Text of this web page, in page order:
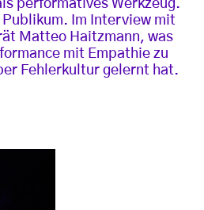
performatives Werkzeug.
Im Interview mit
Matteo Haitzmann, was
mit Empathie zu
Fehlerkultur gelernt hat.